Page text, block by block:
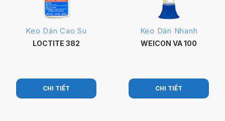
Keo Dán Cao Su
LOCTITE 382
CHI TIẾT
Keo Dán Nhanh
WEICON VA 100
CHI TIẾT